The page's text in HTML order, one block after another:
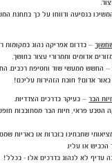
בנסיעה ודווחו על כך בתחנת
– בדרום אפריקה נהוג במקומות
אדומים ותמרורי עצור בחושך.
– החשש ממעשי שוד וחטיפת רכבים.
אדום? חובת הזהירות עליכם!
הבר– בעיקר בדרכים הצדדיות.
הטבע פראי, חיות הבר מסתובבות
שתבחינו בזברות או באריות
או עליו.
עדיף לא לנהוג בדרכים אלו - בכלל!